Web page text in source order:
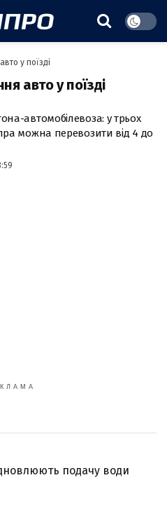
у поїзді
авто у поїзді
автомобілевоза: у трьох
можна перевозити від 4 до
подачу води